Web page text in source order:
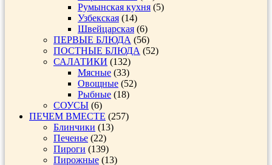
Румынская кухня (5)
Узбекская (14)
Швейцарская (6)
ПЕРВЫЕ БЛЮДА (56)
ПОСТНЫЕ БЛЮДА (52)
САЛАТИКИ (132)
Мясные (33)
Овощные (52)
Рыбные (18)
СОУСЫ (6)
ПЕЧЕМ ВМЕСТЕ (257)
Блинчики (13)
Печенье (22)
Пироги (139)
Пирожные (13)